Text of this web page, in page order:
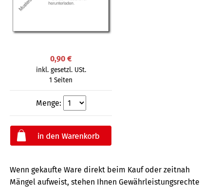
0,90 €
inkl. gesetzl. USt.
1 Seiten
Menge:
Wenn gekaufte Ware direkt beim Kauf oder zeitnah
Mängel aufweist, stehen Ihnen Gewährleistungsrechte